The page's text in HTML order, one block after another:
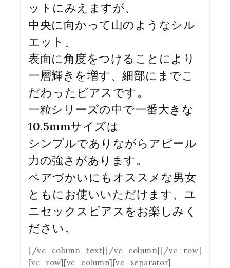
ットにみえますが、
中央に向かって山のようなシル
エット。
表面に角度をつけることにより
一層輝きを増す、細部にまでこ
だわったピアスです。
一粒シリーズの中で一番大きな
10.5mmサイズは
シンプルでありながらアピール
力の強さがあります。
ペアづかいにもオススメな男女
ともにお使いいただけます、ユ
ニセックスピアスをお楽しみく
ださい。
[/vc_column_text][/vc_column][/vc_row]
[vc_row][vc_column][vc_separator]